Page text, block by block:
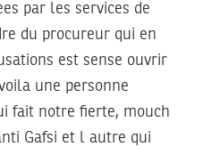
par les services de
du procureur qui en
est sense ouvrir
une personne
fait notre fierte, mouch
Gafsi et l autre qui